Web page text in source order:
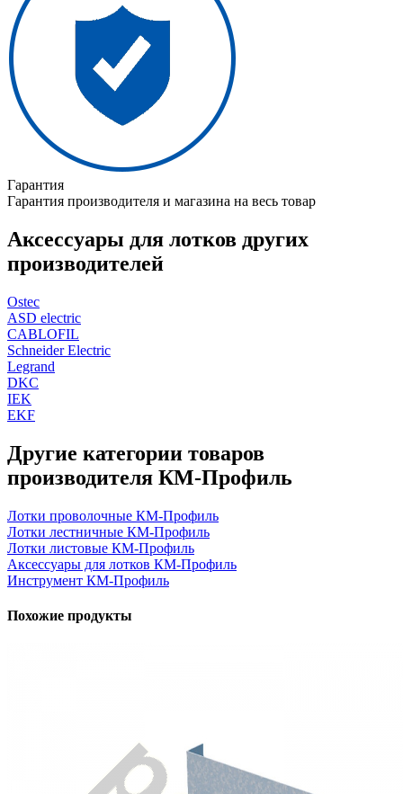
Гарантия
Гарантия производителя и магазина на весь товар
Аксессуары для лотков других
производителей
Ostec
ASD electric
CABLOFIL
Schneider Electric
Legrand
DKC
IEK
EKF
Другие категории товаров
производителя КМ-Профиль
Лотки проволочные КМ-Профиль
Лотки лестничные КМ-Профиль
Лотки листовые КМ-Профиль
Аксессуары для лотков КМ-Профиль
Инструмент КМ-Профиль
Похожие продукты